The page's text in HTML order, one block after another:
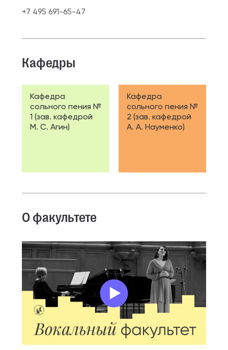
+7 495 691-65-47
Кафедры
Кафедра
сольного пения №
1 (зав. кафедрой
М. С. Агин)
Кафедра
сольного пения №
2 (зав. кафедрой
А. А. Науменко)
О факультете